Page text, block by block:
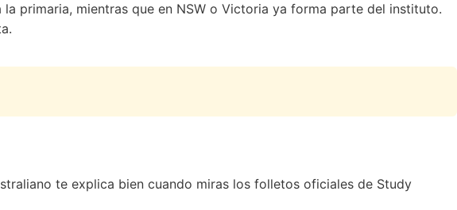
primaria, mientras que en NSW o Victoria ya forma parte del instituto.
te explica bien cuando miras los folletos oficiales de Study